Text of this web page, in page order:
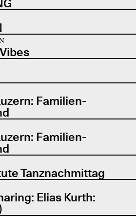
Familien-
Familien-
Tanznachmittag
Elias Kurth: